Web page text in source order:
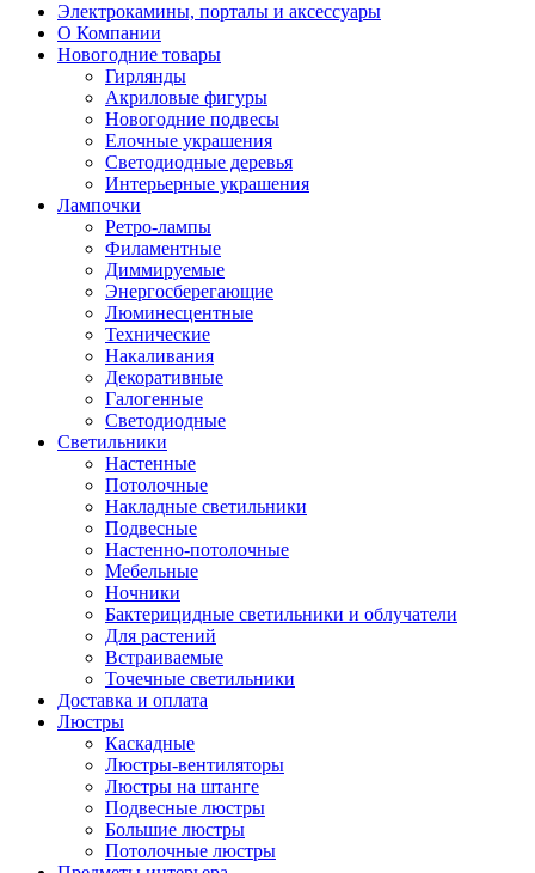
Электрокамины, порталы и аксессуары
О Компании
Новогодние товары
Гирлянды
Акриловые фигуры
Новогодние подвесы
Елочные украшения
Светодиодные деревья
Интерьерные украшения
Лампочки
Ретро-лампы
Филаментные
Диммируемые
Энергосберегающие
Люминесцентные
Технические
Накаливания
Декоративные
Галогенные
Светодиодные
Светильники
Настенные
Потолочные
Накладные светильники
Подвесные
Настенно-потолочные
Мебельные
Ночники
Бактерицидные светильники и облучатели
Для растений
Встраиваемые
Точечные светильники
Доставка и оплата
Люстры
Каскадные
Люстры-вентиляторы
Люстры на штанге
Подвесные люстры
Большие люстры
Потолочные люстры